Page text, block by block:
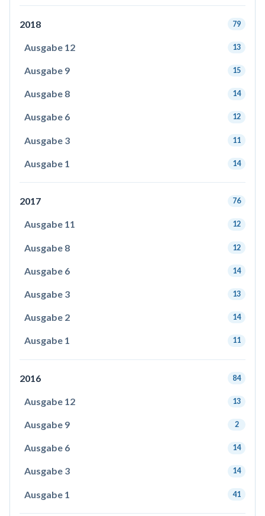
2018 79
Ausgabe 12 13
Ausgabe 9 15
Ausgabe 8 14
Ausgabe 6 12
Ausgabe 3 11
Ausgabe 1 14
2017 76
Ausgabe 11 12
Ausgabe 8 12
Ausgabe 6 14
Ausgabe 3 13
Ausgabe 2 14
Ausgabe 1 11
2016 84
Ausgabe 12 13
Ausgabe 9 2
Ausgabe 6 14
Ausgabe 3 14
Ausgabe 1 41